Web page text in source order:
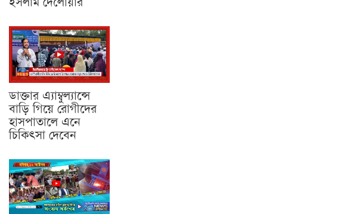
ডাক্তার এ্যাম্বুল্যান্সে
বাড়ি গিয়ে রোগীদের
হাসপাতালে এনে
চিকিৎসা দেবেন